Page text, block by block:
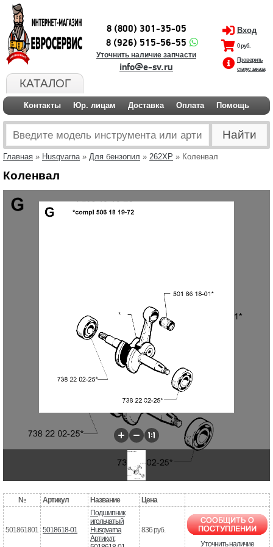
КАТАЛОГ
8 (800) 301-35-05
8 (926) 515-56-55
Уточнить наличие запчасти
info@e-sv.ru
Вход
0 руб.
Проверить
статус заказа
Контакты Юр. лицам Доставка Оплата Помощь
Главная » Husqvarna» Для бензопил » 262XP » Коленвал
Коленвал
№ Артикул Название Цена
501861801 5018618-01
Подшипник
игольчатый
Husqvarna
Артикул:
836 руб.
Уточнить наличие